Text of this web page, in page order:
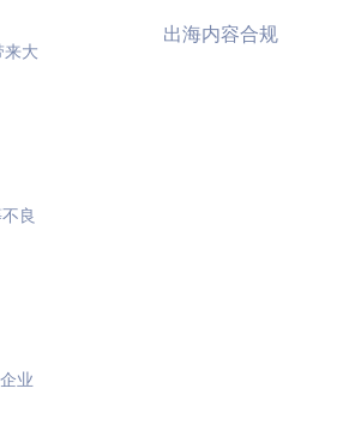
大
良
业
出海内容合规